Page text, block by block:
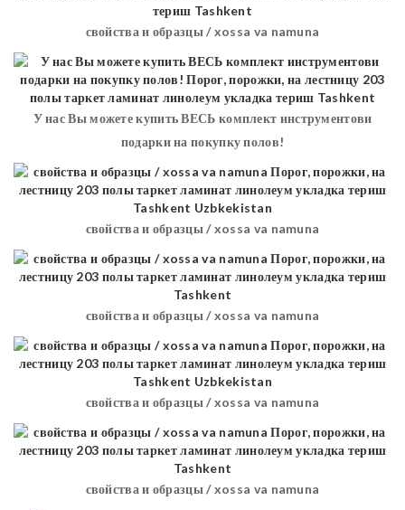
свойства и образцы / xossa va namuna
У нас Вы можете купить ВЕСЬ комплект инструментови
подарки на покупку полов!
свойства и образцы / xossa va namuna
свойства и образцы / xossa va namuna
свойства и образцы / xossa va namuna
свойства и образцы / xossa va namuna